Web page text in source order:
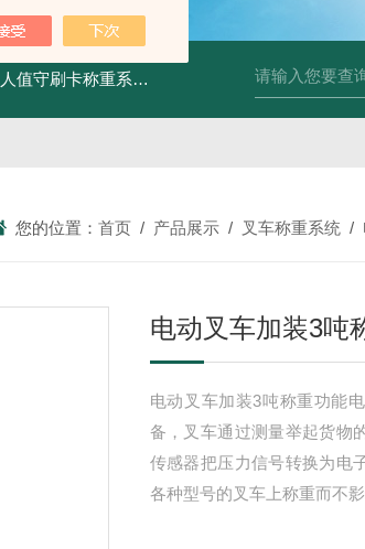
值守刷卡称重系统 SCS食品厂不锈钢电子地磅
您的位置：首页 / 产品展示 / 叉车称重系统 /
电动叉车加装3吨
电动叉车加装3吨称重功能
备，叉车通过测量举起货物
传感器把压力信号转换为电
各种型号的叉车上称重而不影